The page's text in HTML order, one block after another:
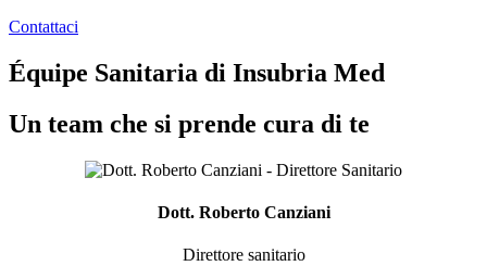
Contattaci
Équipe Sanitaria di Insubria Med
Un team che si prende cura di te
Dott. Roberto Canziani
Direttore sanitario